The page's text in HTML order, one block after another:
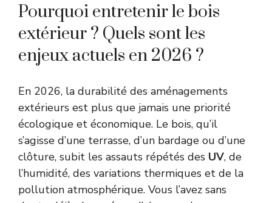
Pourquoi entretenir le bois
extérieur ? Quels sont les
enjeux actuels en 2026 ?
En 2026, la durabilité des aménagements
extérieurs est plus que jamais une priorité
écologique et économique. Le bois, qu’il
s’agisse d’une terrasse, d’un bardage ou d’une
clôture, subit les assauts répétés des UV, de
l’humidité, des variations thermiques et de la
pollution atmosphérique. Vous l’avez sans